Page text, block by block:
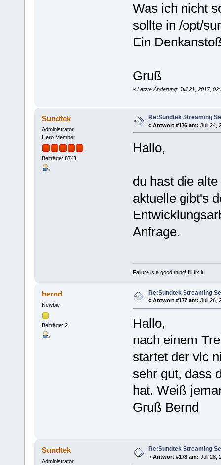
Was ich nicht
sollte in /opt/
Ein
Gruß
« Letzte Änderung: Juli 21, 2017,
Sundtek
Administrator
Hero Member
Beiträge: 8743
Re:Sundtek Streaming
« Antwort #176 am: Juli 24,
Hallo,
du hast die
aktuelle gibt's
Anfrage.
Failure is a good thing! I'll fix it
bernd
Newbie
Beiträge: 2
Re:Sundtek Streaming
« Antwort #177 am: Juli 26,
Hallo,
nach einem
startet der vlc
sehr gut, dass
hat. Weiß
Gruß Bernd
Sundtek
Administrator
Re:Sundtek Streaming
« Antwort #178 am: Juli 28,